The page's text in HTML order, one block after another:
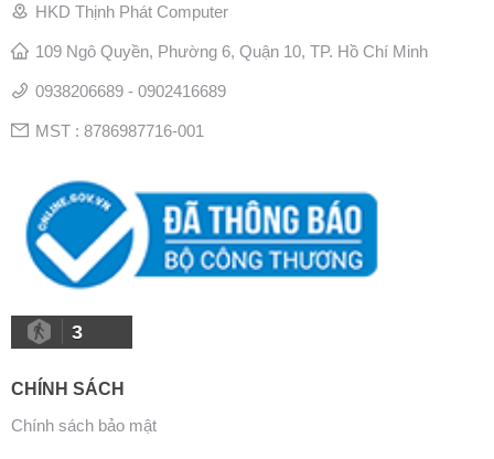
HKD Thịnh Phát Computer
109 Ngô Quyền, Phường 6, Quận 10, TP. Hồ Chí Minh
0938206689 - 0902416689
MST : 8786987716-001
3
CHÍNH SÁCH
Chính sách bảo mật